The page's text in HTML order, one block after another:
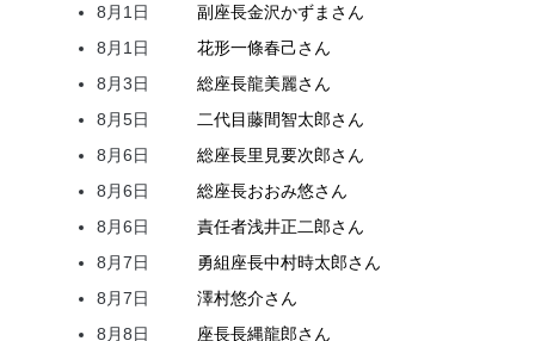
8月1日 副座長金沢かずま さん
8月1日
花形一條春己さん
8月3日
総座長龍美麗さん
8月5日
二代目藤間智太郎さん
8月6日
総座長里見要次郎さん
8月6日
総座長おおみ悠さん
8月6日
責任者浅井正二郎さん
8月7日
勇組座長中村時太郎さん
8月7日
澤村悠介さん
8月8日
座長長縄龍郎さん